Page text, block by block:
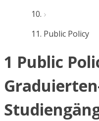
Public Policy
1 Public